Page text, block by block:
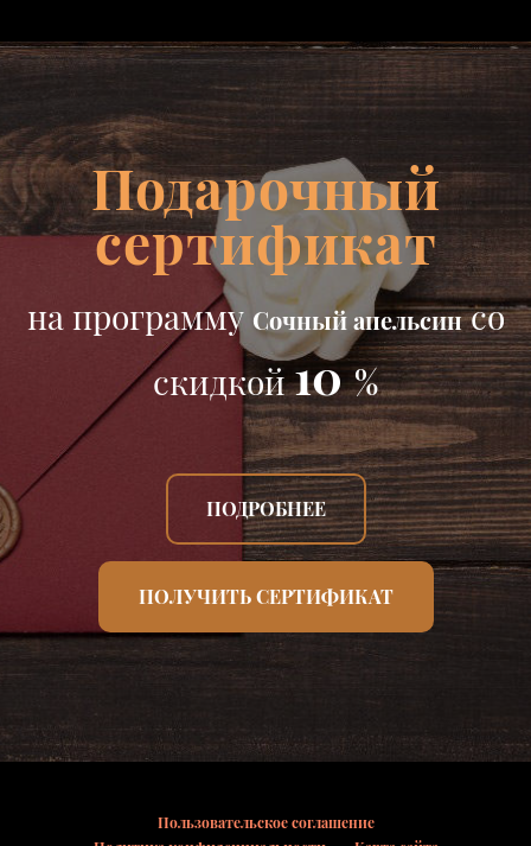
Подарочный
сертификат
на программу Сочный апельсинсо
скидкой10 %
ПОДРОБНЕЕ
ПОЛУЧИТЬ СЕРТИФИКАТ
Пользовательское соглашение